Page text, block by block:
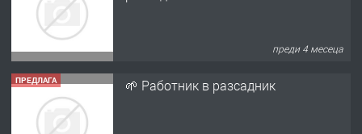
преди 4 месеца
ПРЕДЛАГА 🌱 Работник в разсадник